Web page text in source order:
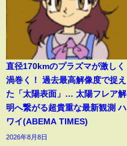
直径170kmのプラズマが激しく
渦巻く！ 過去最高解像度で捉え
た「太陽表面」… 太陽フレア解
明へ繋がる超貴重な最新観測 ハ
ワイ(ABEMA TIMES)
2026年8月8日